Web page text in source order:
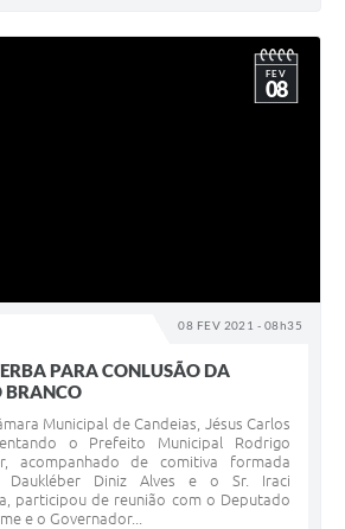
08 FEV 2021 - 08h35
FEV
08
PARA CONLUSÃO DA
BRANCO
Municipal de Candeias, Jésus Carlos
o Prefeito Municipal Rodrigo
acompanhado de comitiva formada
Daukléber Diniz Alves e o Sr. Iraci
participou de reunião com o Deputado
e o Governador...